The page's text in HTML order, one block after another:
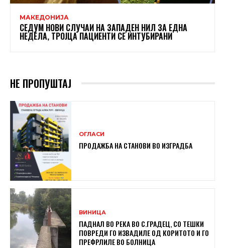
МАКЕДОНИЈА
СЕДУМ НОВИ СЛУЧАИ НА ЗАПАДЕН НИЛ ЗА ЕДНА
НЕДЕЛА, ТРОЈЦА ПАЦИЕНТИ СЕ ИНТУБИРАНИ
НЕ ПРОПУШТАЈ
ОГЛАСИ
ПРОДАЖБА НА СТАНОВИ ВО ИЗГРАДБА
ВИНИЦА
ПАДНАЛ ВО РЕКА ВО С.ГРАДЕЦ, СО ТЕШКИ
ПОВРЕДИ ГО ИЗВАДИЛЕ ОД КОРИТОТО И ГО
ПРЕФРЛИЛЕ ВО БОЛНИЦА